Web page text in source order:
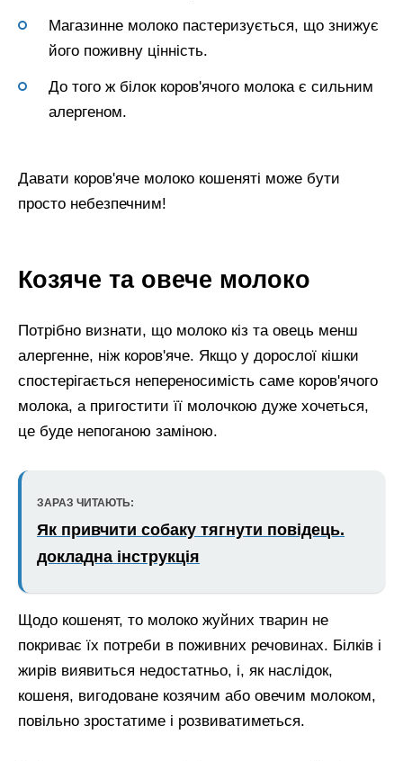
Магазинне молоко пастеризується, що знижує
його поживну цінність.
До того ж білок коров'ячого молока є сильним
алергеном.
Давати коров'яче молоко кошеняті може бути
просто небезпечним!
Козяче та овече молоко
Потрібно визнати, що молоко кіз та овець менш
алергенне, ніж коров'яче. Якщо у дорослої кішки
спостерігається непереносимість саме коров'ячого
молока, а пригостити її молочкою дуже хочеться,
це буде непоганою заміною.
ЗАРАЗ ЧИТАЮТЬ:
Як привчити собаку тягнути повідець.
докладна інструкція
Щодо кошенят, то молоко жуйних тварин не
покриває їх потреби в поживних речовинах. Білків і
жирів виявиться недостатньо, і, як наслідок,
кошеня, вигодоване козячим або овечим молоком,
повільно зростатиме і розвиватиметься.